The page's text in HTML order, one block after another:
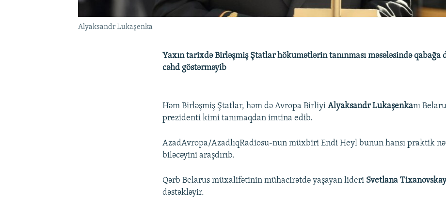
Alyaksandr Lukaşenka
Yaxın tarixdə Birləşmiş Ştatlar hökumətlərin tanınması məsələsində qabağa
cəhd göstərməyib
Həm Birləşmiş Ştatlar, həm də Avropa BirliyiAlyaksandr Lukaşenkanı
prezidenti kimi tanımaqdan imtina edib.
AzadAvropa/AzadlıqRadiosu-nun müxbiri Endi Heyl bunun hansı praktik
biləcəyini araşdırıb.
Qərb Belarus müxalifətinin mühacirətdə yaşayan lideri Svetlana
dəstəkləyir.